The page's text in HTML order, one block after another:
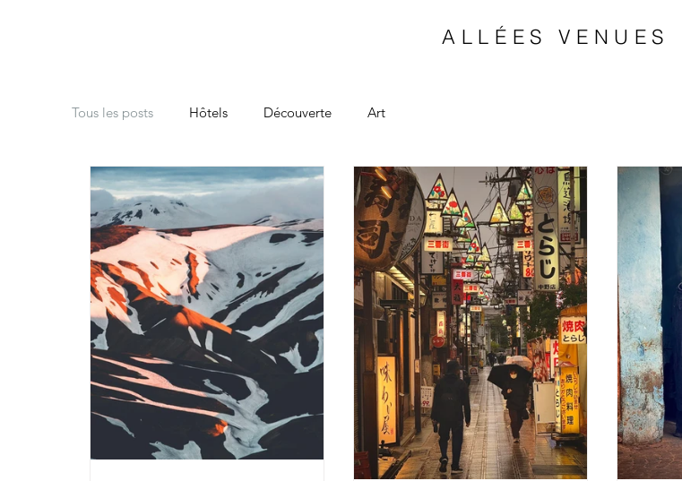
ALLÉES VENUES
Tous les posts Hôtels Découverte Art